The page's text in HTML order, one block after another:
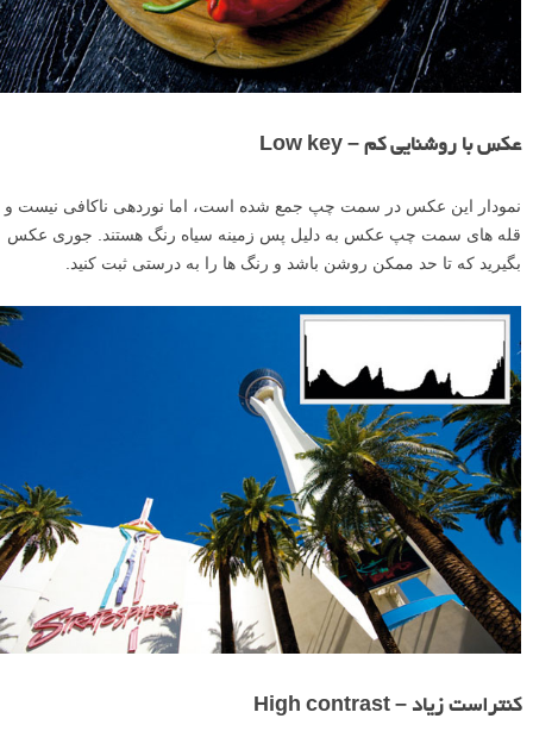
عکس با روشنایی کم – Low key
نمودار این عکس در سمت چپ جمع شده است، اما نوردهی ناکافی نیست و
قله های سمت چپ عکس به دلیل پس زمینه سیاه رنگ هستند. جوری عکس
بگیرید که تا حد ممکن روشن باشد و رنگ ها را به درستی ثبت کنید.
کنتراست زیاد – High contrast